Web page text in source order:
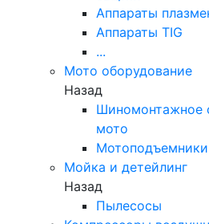
Аппараты
Аппараты TIG
...
Мото оборудование
Назад
Шиномонтажное
мото
Мотоподъемники
Мойка и детейлинг
Назад
Пылесосы